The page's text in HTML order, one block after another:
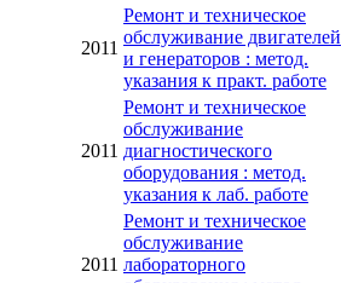
2011
Ремонт и техническое
обслуживание двигателей
и генераторов : метод.
указания к практ. работе
2011
Ремонт и техническое
обслуживание
диагностического
оборудования : метод.
указания к лаб. работе
2011
Ремонт и техническое
обслуживание
лабораторного